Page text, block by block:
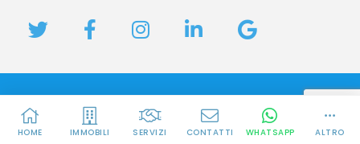
HOME IMMOBILI SERVIZI CONTATTI WHATSAPP ALTRO
Iorio Immobiliare | P.IVA 04026300618 | REA CE-292574